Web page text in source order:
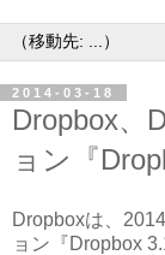
2014-03-18
Dropbox、
ョン『
Dropboxは、
ョン『Dropbox